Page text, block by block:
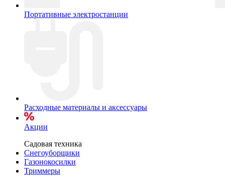
Портативные электростанции
Расходные материалы и аксессуары
Акции
Садовая техника
Снегоуборщики
Газонокосилки
Триммеры